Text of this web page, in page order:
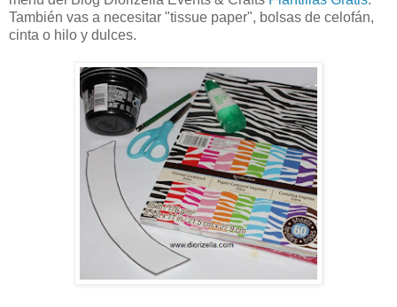
También vas a necesitar "tissue paper", bolsas de celofán,
cinta o hilo y dulces.